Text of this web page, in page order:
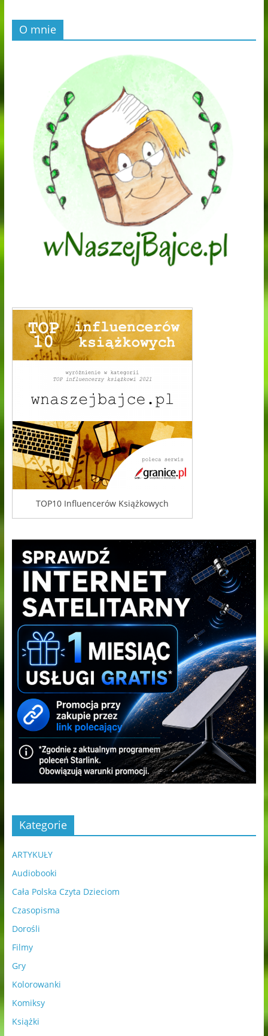
O mnie
TOP10 Influencerów Książkowych
Kategorie
ARTYKUŁY
Audiobooki
Cała Polska Czyta Dzieciom
Czasopisma
Dorośli
Filmy
Gry
Kolorowanki
Komiksy
Książki